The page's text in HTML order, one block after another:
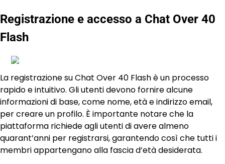
Registrazione e accesso a Chat Over 40
Flash
La registrazione su Chat Over 40 Flash è un processo
rapido e intuitivo. Gli utenti devono fornire alcune
informazioni di base, come nome, età e indirizzo email,
per creare un profilo. È importante notare che la
piattaforma richiede agli utenti di avere almeno
quarant’anni per registrarsi, garantendo così che tutti i
membri appartengano alla fascia d’età desiderata.